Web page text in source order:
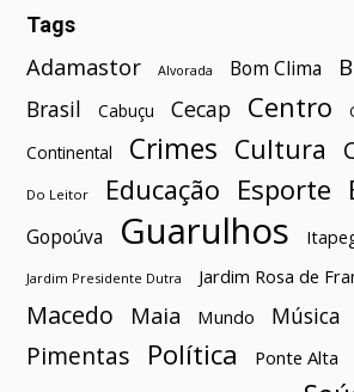
Tags
Adamastor Alvorada Bom Clima
Brasil Cabuçu Cecap Centro
Continental Crimes Cultura
Do Leitor Educação Esporte
Gopoúva Guarulhos
Jardim Presidente Dutra Jardim Rosa de
Macedo
Maia Mundo Música
Pimentas Política Ponte Alta